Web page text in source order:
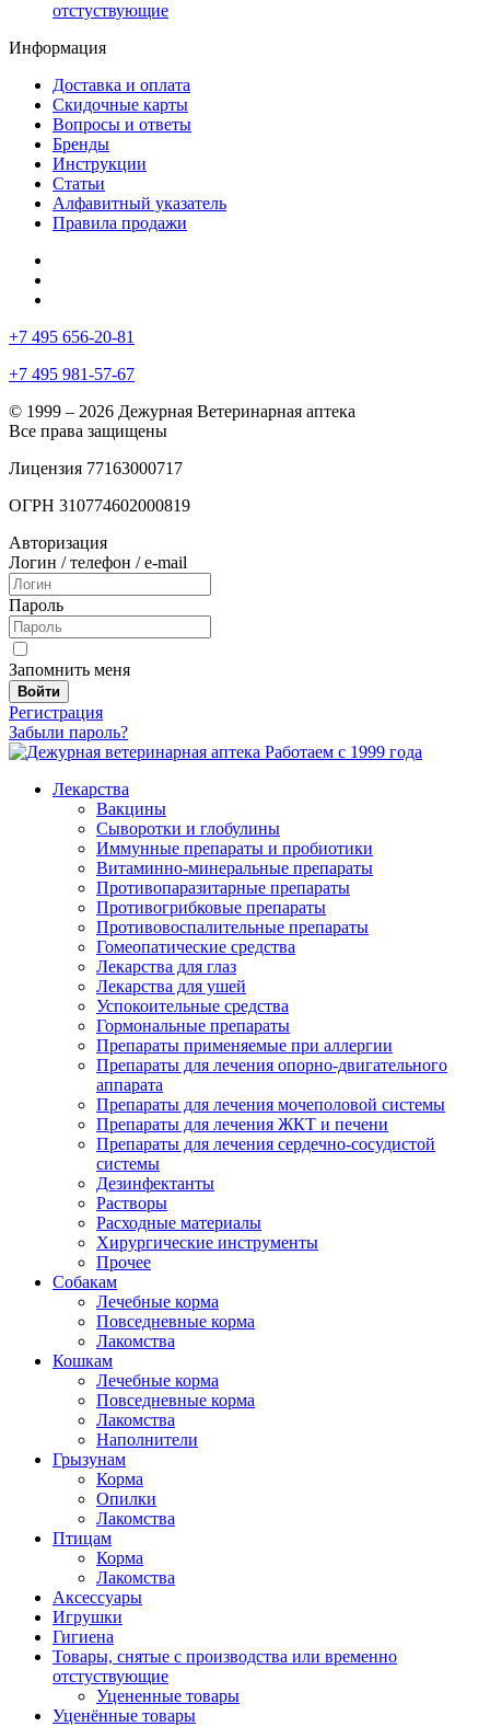
отстуствующие
Информация
Доставка и оплата
Скидочные карты
Вопросы и ответы
Бренды
Инструкции
Статьи
Алфавитный указатель
Правила продажи
+7 495 656-20-81
+7 495 981-57-67
© 1999 – 2026 Дежурная Ветеринарная аптека
Все права защищены
Лицензия 77163000717
ОГРН 310774602000819
Авторизация
Логин / телефон / e-mail
Пароль
Запомнить меня
Войти
Регистрация
Забыли пароль?
Работаем с 1999 года
Лекарства
Вакцины
Сыворотки и глобулины
Иммунные препараты и пробиотики
Витаминно-минеральные препараты
Противопаразитарные препараты
Противогрибковые препараты
Противовоспалительные препараты
Гомеопатические средства
Лекарства для глаз
Лекарства для ушей
Успокоительные средства
Гормональные препараты
Препараты применяемые при аллергии
Препараты для лечения опорно-двигательного
аппарата
Препараты для лечения мочеполовой системы
Препараты для лечения ЖКТ и печени
Препараты для лечения сердечно-сосудистой
системы
Дезинфектанты
Растворы
Расходные материалы
Хирургические инструменты
Прочее
Собакам
Лечебные корма
Повседневные корма
Лакомства
Кошкам
Лечебные корма
Повседневные корма
Лакомства
Наполнители
Грызунам
Корма
Опилки
Лакомства
Птицам
Корма
Лакомства
Аксессуары
Игрушки
Гигиена
Товары, снятые с производства или временно
отстуствующие
Уцененные товары
Уценённые товары